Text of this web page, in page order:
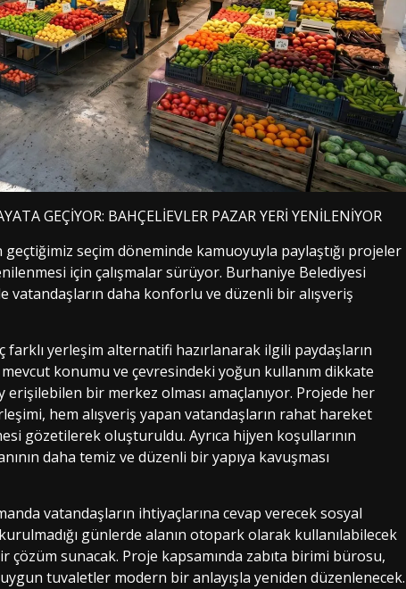
GEÇİYOR: BAHÇELİEVLER PAZAR YERİ YENİLENİYOR
seçim döneminde kamuoyuyla paylaştığı projeler
için çalışmalar sürüyor. Burhaniye Belediyesi
daha konforlu ve düzenli bir alışveriş
yerleşim alternatifi hazırlanarak ilgili paydaşların
konumu ve çevresindeki yoğun kullanım dikkate
bir merkez olması amaçlanıyor. Projede her
hem alışveriş yapan vatandaşların rahat hareket
gözetilerek oluşturuldu. Ayrıca hijyen koşullarının
daha temiz ve düzenli bir yapıya kavuşması
vatandaşların ihtiyaçlarına cevap verecek sosyal
günlerde alanın otopark olarak kullanılabilecek
çözüm sunacak. Proje kapsamında zabıta birimi bürosu,
tuvaletler modern bir anlayışla yeniden düzenlenecek.